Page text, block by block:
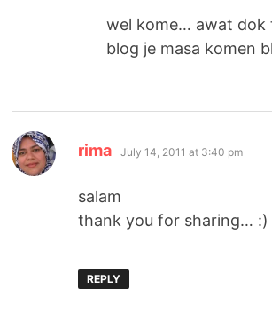
wel kome… awat dok
blog je masa komen
rima says:
July 14, 2011 at 3:40 pm
salam
thank you for sharing… :)
REPLY